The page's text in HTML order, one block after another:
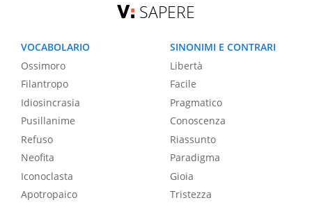
SAPERE
VOCABOLARIO
Ossimoro
Filantropo
Idiosincrasia
Pusillanime
Refuso
Neofita
Iconoclasta
Apotropaico
SINONIMI E CONTRARI
Libertà
Facile
Pragmatico
Conoscenza
Riassunto
Paradigma
Gioia
Tristezza